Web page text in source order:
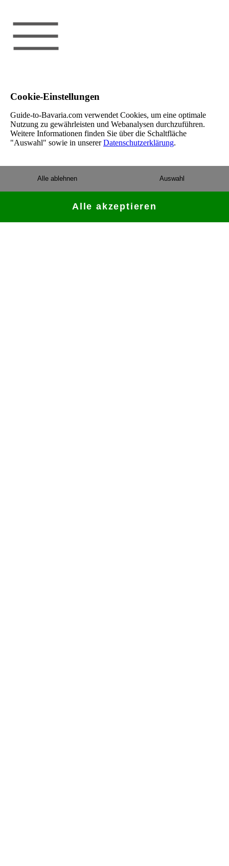
Cookie-Einstellungen
Guide-to-Bavaria.com verwendet Cookies, um eine optimale
Nutzung zu gewährleisten und Webanalysen durchzuführen.
Weitere Informationen finden Sie über die Schaltfläche
"Auswahl" sowie in unsererDatenschutzerklärung.
Auswahl
Alle ablehnen
Alle akzeptieren